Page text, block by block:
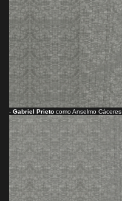
- Gabriel Prieto como Anselmo Cáceres